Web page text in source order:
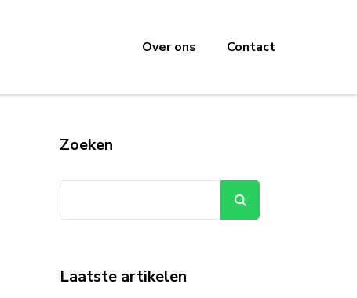
Over ons Contact
Zoeken
Laatste artikelen